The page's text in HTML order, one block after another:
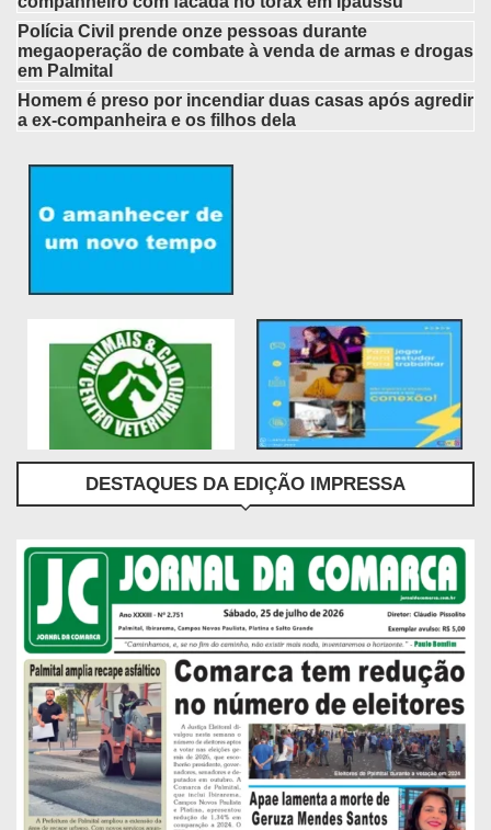
Polícia Civil prende onze pessoas durante
megaoperação de combate à venda de armas e drogas
em Palmital
Homem é preso por incendiar duas casas após agredir
a ex-companheira e os filhos dela
DESTAQUES DA EDIÇÃO IMPRESSA